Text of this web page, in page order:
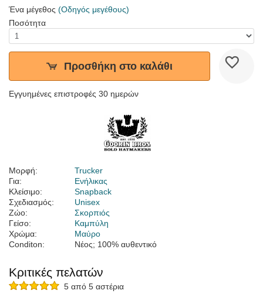
Ένα μέγεθος (Οδηγός μεγέθους)
Ποσότητα
Προσθήκη στο καλάθι
Εγγυημένες επιστροφές 30 ημερών
Μορφή:
Trucker
Για:
Ενήλικας
Κλείσιμο:
Snapback
Σχεδιασμός:
Unisex
Ζώο:
Σκορπιός
Γείσο:
Καμπύλη
Χρώμα:
Μαύρο
Conditon:
Νέος; 100% αυθεντικό
Κριτικές πελατών
5 από 5 αστέρια